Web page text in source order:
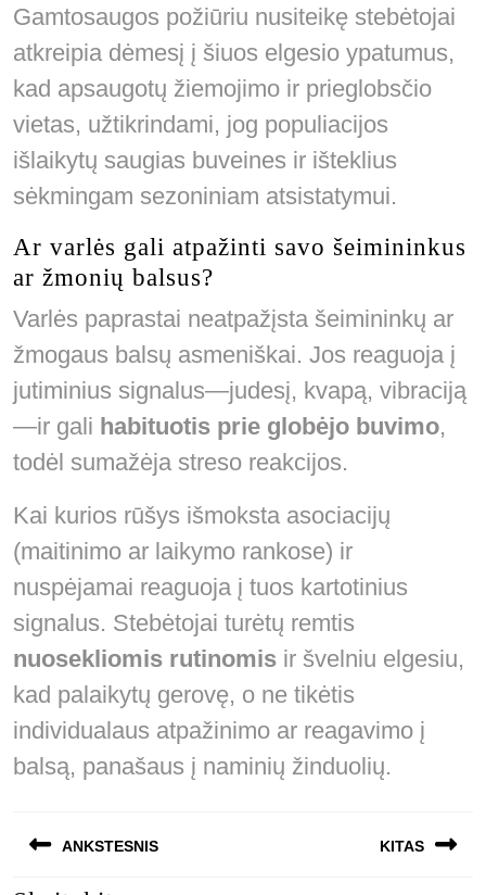
Gamtosaugos požiūriu nusiteikę stebėtojai
atkreipia dėmesį į šiuos elgesio ypatumus,
kad apsaugotų žiemojimo ir prieglobsčio
vietas, užtikrindami, jog populiacijos
išlaikytų saugias buveines ir išteklius
sėkmingam sezoniniam atsistatymui.
Ar varlės gali atpažinti savo šeimininkus
ar žmonių balsus?
Varlės paprastai neatpažįsta šeimininkų ar
žmogaus balsų asmeniškai. Jos reaguoja į
jutiminius signalus—judesį, kvapą, vibraciją
—ir gali habituotis prie globėjo buvimo,
todėl sumažėja streso reakcijos.
Kai kurios rūšys išmoksta asociacijų
(maitinimo ar laikymo rankose) ir
nuspėjamai reaguoja į tuos kartotinius
signalus. Stebėtojai turėtų remtis
nuosekliomis rutinomis ir švelniu elgesiu,
kad palaikytų gerovę, o ne tikėtis
individualaus atpažinimo ar reagavimo į
balsą, panašaus į naminių žinduolių.
Navigacija
tarp
ANKSTESNIS KITAS